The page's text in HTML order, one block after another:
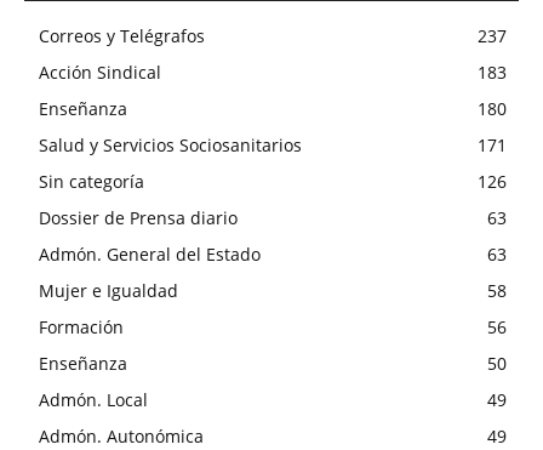
Correos y Telégrafos
237
Acción Sindical
183
Enseñanza
180
Salud y Servicios Sociosanitarios
171
Sin categoría
126
Dossier de Prensa diario
63
Admón. General del Estado
63
Mujer e Igualdad
58
Formación
56
Enseñanza
50
Admón. Local
49
Admón. Autonómica
49